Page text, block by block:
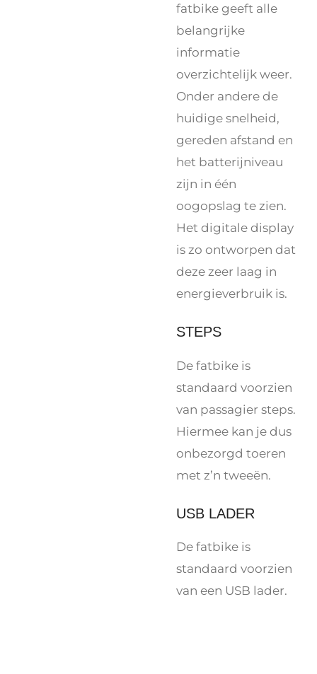
fatbike geeft alle
belangrijke
informatie
overzichtelijk weer.
Onder andere de
huidige snelheid,
gereden afstand en
het batterijniveau
zijn in één
oogopslag te zien.
Het digitale display
is zo ontworpen dat
deze zeer laag in
energieverbruik is.
STEPS
De fatbike is
standaard voorzien
van passagier steps.
Hiermee kan je dus
onbezorgd toeren
met z’n tweeën.
USB LADER
De fatbike is
standaard voorzien
van een USB lader.